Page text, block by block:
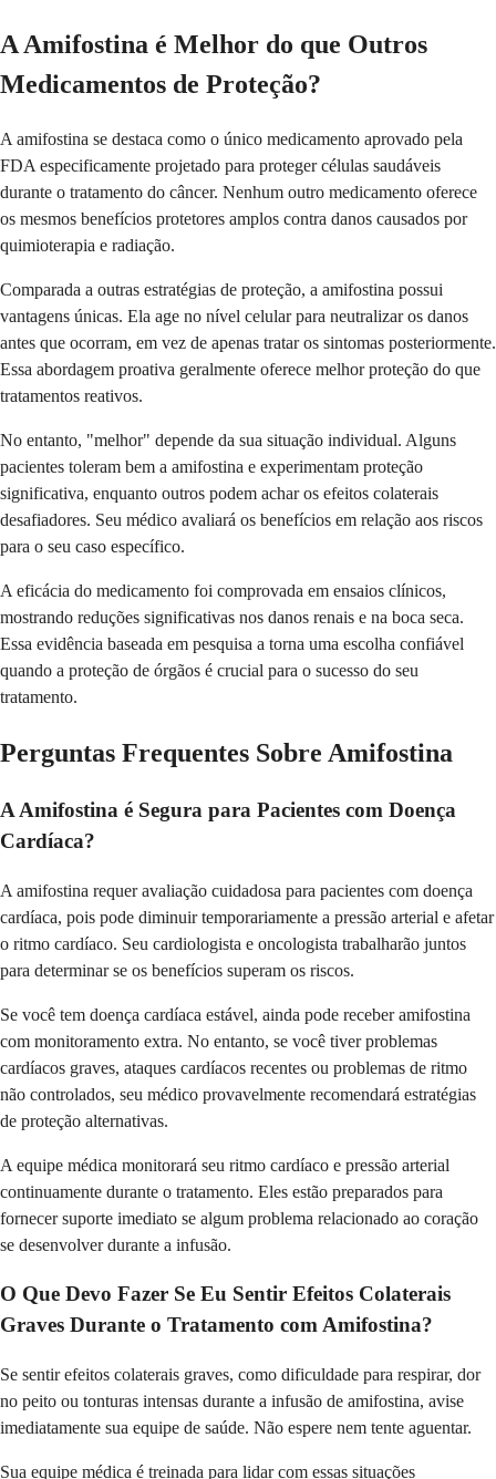
A Amifostina é Melhor do que Outros
Medicamentos de Proteção?
A amifostina se destaca como o único medicamento aprovado pela
FDA especificamente projetado para proteger células saudáveis
durante o tratamento do câncer. Nenhum outro medicamento oferece
os mesmos benefícios protetores amplos contra danos causados por
quimioterapia e radiação.
Comparada a outras estratégias de proteção, a amifostina possui
vantagens únicas. Ela age no nível celular para neutralizar os danos
antes que ocorram, em vez de apenas tratar os sintomas posteriormente.
Essa abordagem proativa geralmente oferece melhor proteção do que
tratamentos reativos.
No entanto, "melhor" depende da sua situação individual. Alguns
pacientes toleram bem a amifostina e experimentam proteção
significativa, enquanto outros podem achar os efeitos colaterais
desafiadores. Seu médico avaliará os benefícios em relação aos riscos
para o seu caso específico.
A eficácia do medicamento foi comprovada em ensaios clínicos,
mostrando reduções significativas nos danos renais e na boca seca.
Essa evidência baseada em pesquisa a torna uma escolha confiável
quando a proteção de órgãos é crucial para o sucesso do seu
tratamento.
Perguntas Frequentes Sobre Amifostina
A Amifostina é Segura para Pacientes com Doença
Cardíaca?
A amifostina requer avaliação cuidadosa para pacientes com doença
cardíaca, pois pode diminuir temporariamente a pressão arterial e afetar
o ritmo cardíaco. Seu cardiologista e oncologista trabalharão juntos
para determinar se os benefícios superam os riscos.
Se você tem doença cardíaca estável, ainda pode receber amifostina
com monitoramento extra. No entanto, se você tiver problemas
cardíacos graves, ataques cardíacos recentes ou problemas de ritmo
não controlados, seu médico provavelmente recomendará estratégias
de proteção alternativas.
A equipe médica monitorará seu ritmo cardíaco e pressão arterial
continuamente durante o tratamento. Eles estão preparados para
fornecer suporte imediato se algum problema relacionado ao coração
se desenvolver durante a infusão.
O Que Devo Fazer Se Eu Sentir Efeitos Colaterais
Graves Durante o Tratamento com Amifostina?
Se sentir efeitos colaterais graves, como dificuldade para respirar, dor
no peito ou tonturas intensas durante a infusão de amifostina, avise
imediatamente sua equipe de saúde. Não espere nem tente aguentar.
Sua equipe médica é treinada para lidar com essas situações